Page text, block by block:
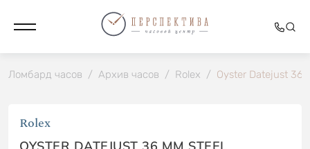
Ломбард часов / Архив часов / Rolex / Oyster Datejust 36
Rolex
OYSTER DATEJUST 36 MM STEEL